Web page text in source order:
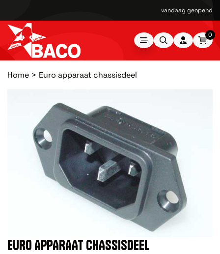
vandaag geopend
0
Home Euro apparaat chassisdeel
EURO APPARAAT CHASSISDEEL